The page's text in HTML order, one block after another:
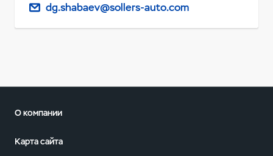
dg.shabaev@sollers-auto.com
О компании
Карта сайта